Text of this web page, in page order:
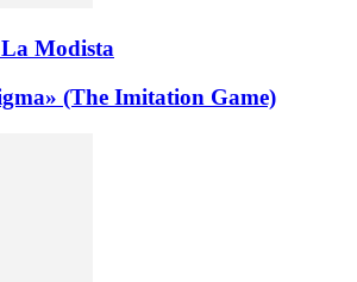
Modista
(The Imitation Game)